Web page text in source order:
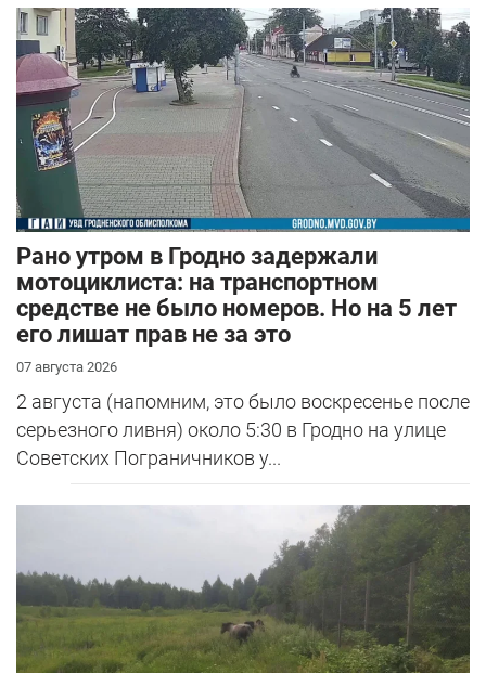
Рано утром в Гродно задержали
мотоциклиста: на транспортном
средстве не было номеров. Но на 5 лет
его лишат прав не за это
07 августа 2026
2 августа (напомним, это было воскресенье после
серьезного ливня) около 5:30 в Гродно на улице
Советских Пограничников у...